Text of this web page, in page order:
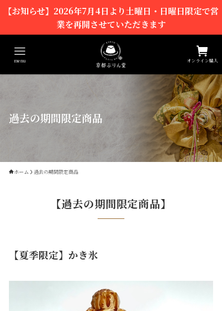
【お知らせ】2026年7月4日より土曜日・日曜日限定で営
業を再開させていただきます
オンライン購入
menu
過去の期間限定商品
ホーム 過去の期間限定商品
【過去の期間限定商品】
【夏季限定】かき氷